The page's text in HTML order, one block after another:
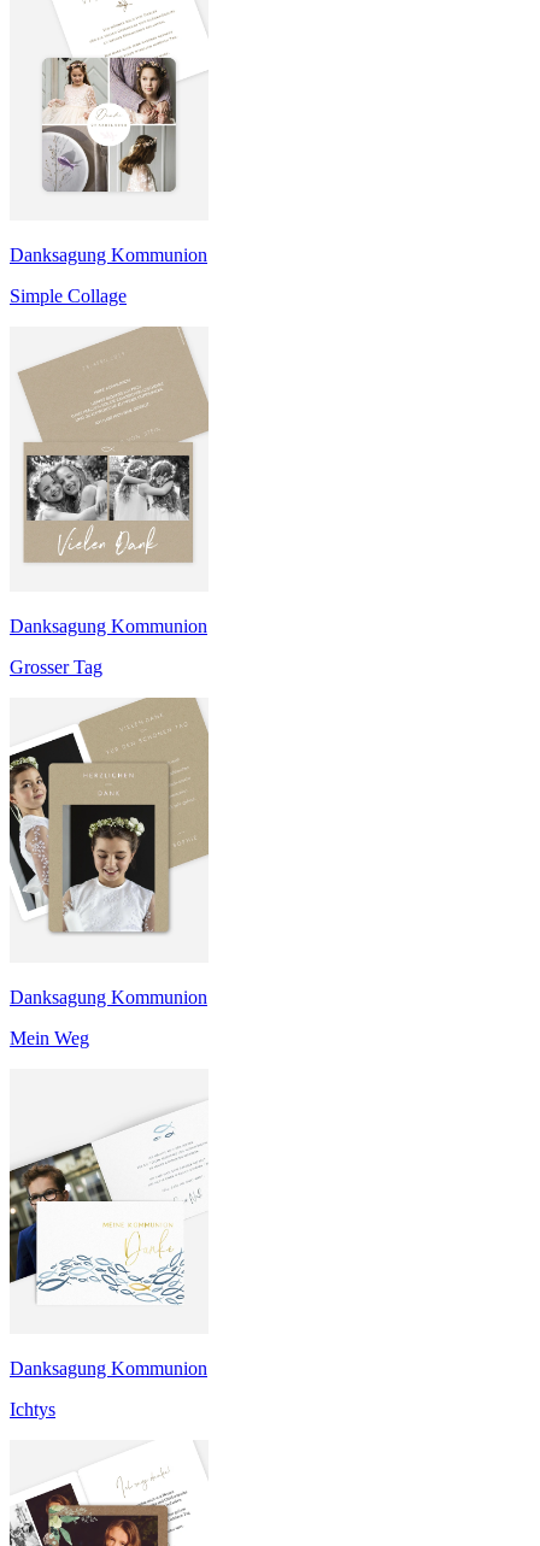
Danksagung Kommunion
Simple Collage
Danksagung Kommunion
Grosser Tag
Danksagung Kommunion
Mein Weg
Danksagung Kommunion
Ichtys